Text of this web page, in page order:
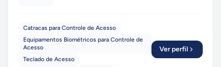
Catracas para Controle de Acesso
Equipamentos Biométricos para Controle de
Acesso
Teclado de Acesso
Ver perfil